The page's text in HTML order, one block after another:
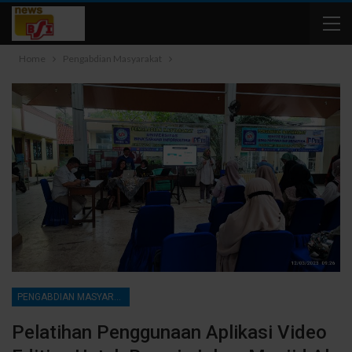
Home Pengabdian Masyarakat
Pelatihan Penggunaan Aplikasi Video